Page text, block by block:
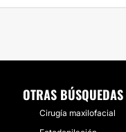
OTRAS BÚSQUEDAS
Cirugía maxilofacial